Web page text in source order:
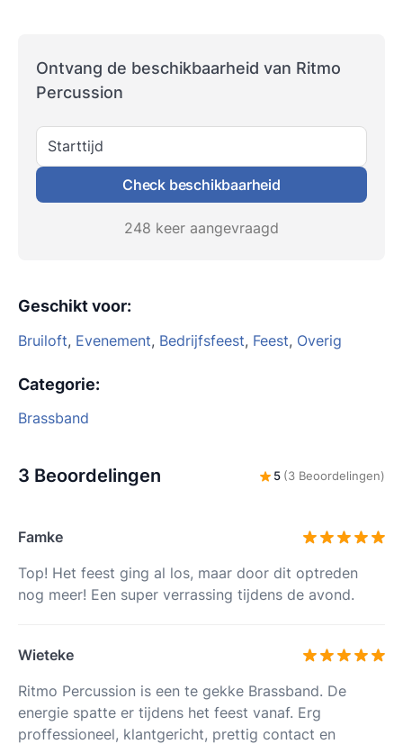
Ontvang de beschikbaarheid van Ritmo
Percussion
Starttijd
Check beschikbaarheid
248 keer aangevraagd
Geschikt voor:
Bruiloft, Evenement, Bedrijfsfeest, Feest, Overig
Categorie:
Brassband
3 Beoordelingen 5 (3 Beoordelingen)
Famke
Top! Het feest ging al los, maar door dit optreden
nog meer! Een super verrassing tijdens de avond.
Wieteke
Ritmo Percussion is een te gekke Brassband. De
energie spatte er tijdens het feest vanaf. Erg
proffessioneel, klantgericht, prettig contact en